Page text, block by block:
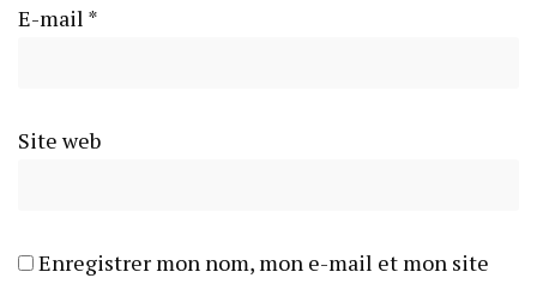
E-mail *
Site web
Enregistrer mon nom, mon e-mail et mon site